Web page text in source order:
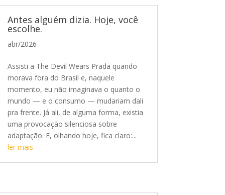
Antes alguém dizia. Hoje, você
escolhe.
abr/2026
Assisti a The Devil Wears Prada quando
morava fora do Brasil e, naquele
momento, eu não imaginava o quanto o
mundo — e o consumo — mudariam dali
pra frente. Já ali, de alguma forma, existia
uma provocação silenciosa sobre
adaptação. E, olhando hoje, fica claro:...
ler mais